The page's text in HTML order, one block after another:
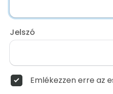
Jelszó
Emlékezzen erre az